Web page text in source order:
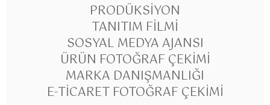
PRODÜKSIYON
TANITIM FILMI
SOSYAL MEDYA AJANSI
ÜRÜN FOTOĞRAF ÇEKIMI
MARKA DANIŞMANLIĞI
E-TICARET FOTOĞRAF ÇEKIMI